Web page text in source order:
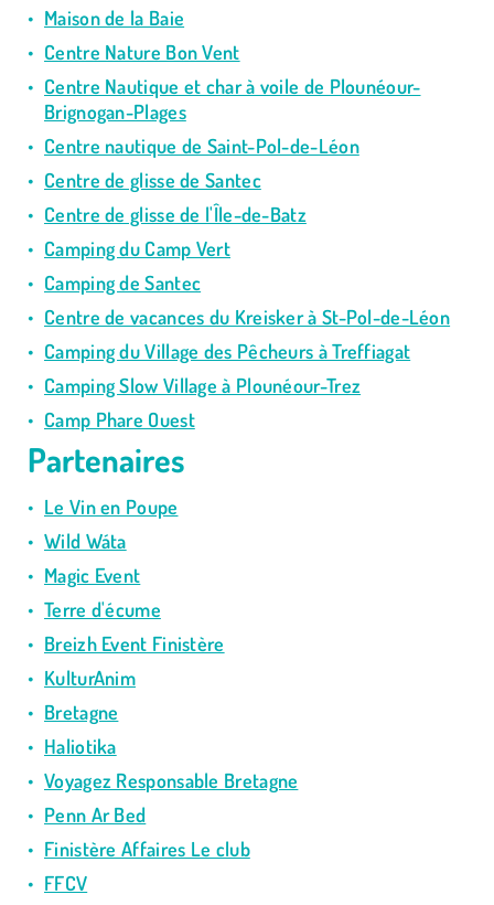
Maison de la Baie
Centre Nature Bon Vent
Centre Nautique et char à voile de Plounéour-
Brignogan-Plages
Centre nautique de Saint-Pol-de-Léon
Centre de glisse de Santec
Centre de glisse de l'Île-de-Batz
Camping du Camp Vert
Camping de Santec
Centre de vacances du Kreisker à St-Pol-de-Léon
Camping du Village des Pêcheurs à Treffiagat
Camping Slow Village à Plounéour-Trez
Camp Phare Ouest
Partenaires
Le Vin en Poupe
Wild Wáta
Magic Event
Terre d'écume
Breizh Event Finistère
KulturAnim
Bretagne
Haliotika
Voyagez Responsable Bretagne
Penn Ar Bed
Finistère Affaires Le club
FFCV